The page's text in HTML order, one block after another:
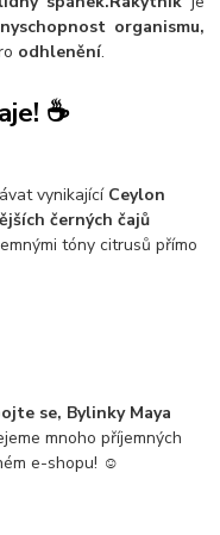
organismu,
odhlenění.
☕
vynikajícíCeylon
černých čajů
tóny citrusů přímo
se, Bylinky Maya
mnoho příjemných
e-shopu! ☺️